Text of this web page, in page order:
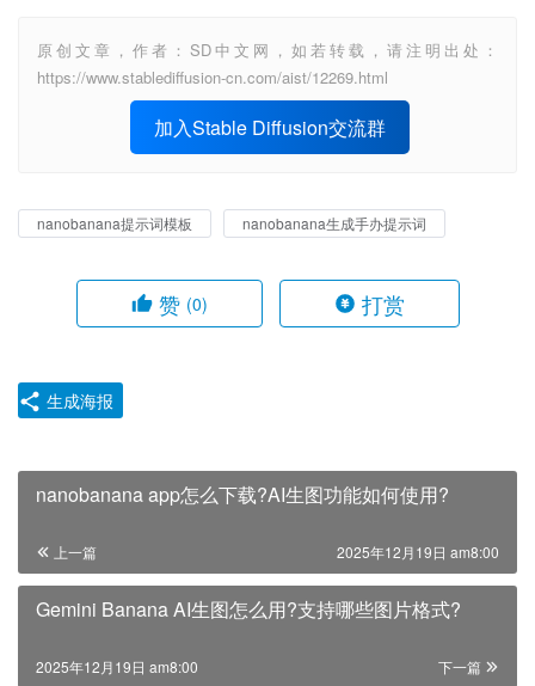
原创文章，作者：SD中文网，如若转载，请注明出处：
https://www.stablediffusion-cn.com/aist/12269.html
加入Stable Diffusion交流群
nanobanana提示词模板 nanobanana生成手办提示词
赞 (0) 打赏
生成海报
nanobanana app怎么下载?AI生图功能如何使用?
上一篇 2025年12月19日 am8:00
Gemini Banana AI生图怎么用?支持哪些图片格式?
下一篇
2025年12月19日 am8:00